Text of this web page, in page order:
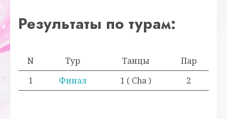
Результаты по турам:
N Тур Танцы
Пар
1
Финал 1 ( Cha ) 2